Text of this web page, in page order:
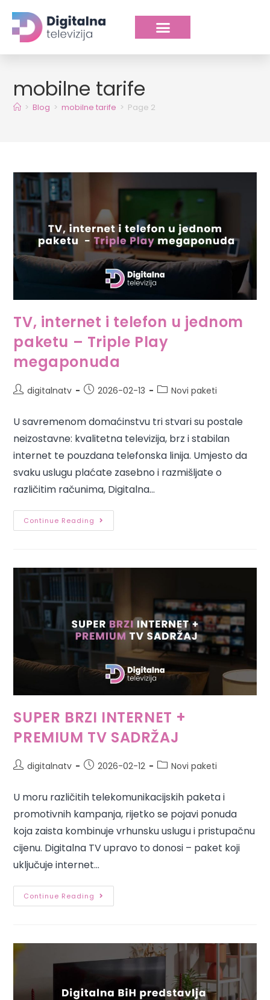
mobilne tarife
> Blog > mobilne tarife > Page 2
TV, internet i telefon u jednom
paketu – Triple Play
megaponuda
digitalnatv 2026-02-13 Novi paketi
U savremenom domaćinstvu tri stvari su postale
neizostavne: kvalitetna televizija, brz i stabilan
internet te pouzdana telefonska linija. Umjesto da
svaku uslugu plaćate zasebno i razmišljate o
različitim računima, Digitalna…
Continue Reading
SUPER BRZI INTERNET +
PREMIUM TV SADRŽAJ
digitalnatv 2026-02-12 Novi paketi
U moru različitih telekomunikacijskih paketa i
promotivnih kampanja, rijetko se pojavi ponuda
koja zaista kombinuje vrhunsku uslugu i pristupačnu
cijenu. Digitalna TV upravo to donosi – paket koji
uključuje internet…
Continue Reading